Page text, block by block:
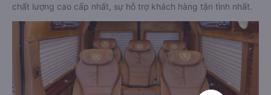
chất lượng cao cấp nhất, sự hỗ trợ khách hàng tận tình nhất.